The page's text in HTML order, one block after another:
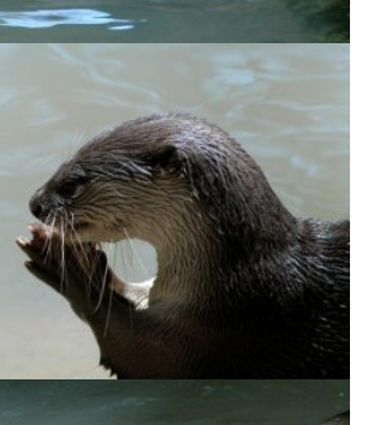
Bé | Aonyx cinerea – Sẽ nguy